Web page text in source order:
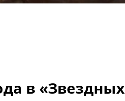
в «Звездных